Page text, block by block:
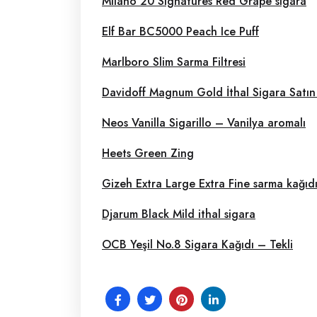
Elf Bar BC5000 Peach Ice Puff
Marlboro Slim Sarma Filtresi
Davidoff Magnum Gold İthal Sigara
Neos Vanilla Sigarillo – Vanilya aromalı
Heets Green Zing
Gizeh Extra Large Extra Fine sarma kağıdı
Djarum Black Mild ithal sigara
OCB Yeşil No.8 Sigara Kağıdı – Tekli